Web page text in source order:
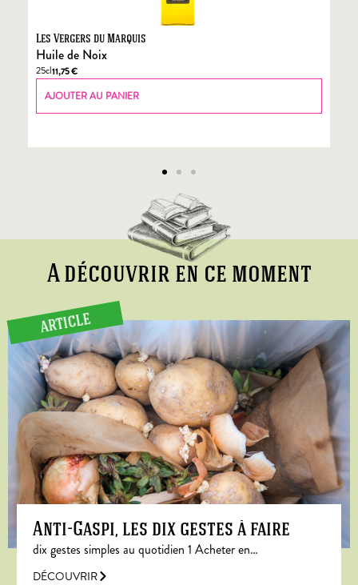
Les Vergers du Marquis
Huile de Noix
25cl11,75€
AJOUTER AU PANIER
A découvrir en ce moment
ARTICLE
Anti-Gaspi, les dix gestes à faire
dix gestes simples au quotidien 1 Acheter en…
DÉCOUVRIR